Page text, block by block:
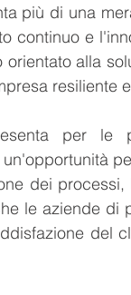
più di una
continuo e
alla
resiliente
per le
dei
le aziende di
del